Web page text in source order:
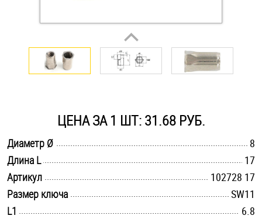
Пробки
Саморезы и шурупы
Стопорные кольца
Такелаж
Хомуты
ЦЕНА ЗА 1 ШТ: 31.68 РУБ.
Диаметр Ø
8
Длина L
17
Артикул
102728 17
Размер ключа
SW11
L1
6.8